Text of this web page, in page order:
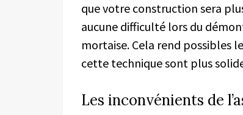
que votre construction sera
aucune difficulté lors du
mortaise. Cela rend possibles
cette technique sont plus
Les inconvénients de